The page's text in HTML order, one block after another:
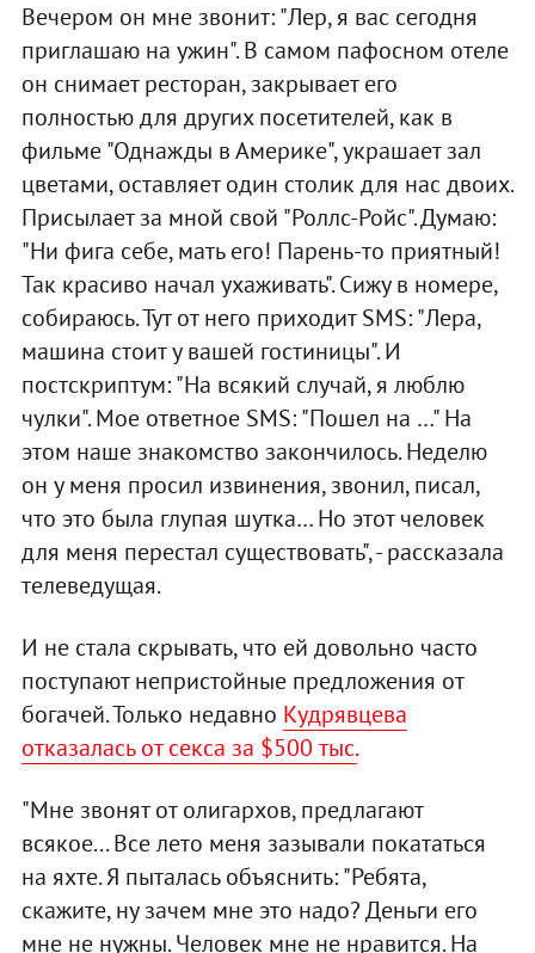
Вечером он мне звонит: "Лер, я вас сегодня
приглашаю на ужин". В самом пафосном отеле
он снимает ресторан, закрывает его
полностью для других посетителей, как в
фильме "Однажды в Америке", украшает зал
цветами, оставляет один столик для нас двоих.
Присылает за мной свой "Роллс-Ройс". Думаю:
"Ни фига себе, мать его! Парень-то приятный!
Так красиво начал ухаживать". Сижу в номере,
собираюсь. Тут от него приходит SMS: "Лера,
машина стоит у вашей гостиницы". И
постскриптум: "На всякий случай, я люблю
чулки". Мое ответное SMS: "Пошел на …" На
этом наше знакомство закончилось. Неделю
он у меня просил извинения, звонил, писал,
что это была глупая шутка… Но этот человек
для меня перестал существовать", - рассказала
телеведущая.
И не стала скрывать, что ей довольно часто
поступают непристойные предложения от
богачей. Только недавно Кудрявцева
отказалась от секса за $500 тыс.
"Мне звонят от олигархов, предлагают
всякое... Все лето меня зазывали покататься
на яхте. Я пыталась объяснить: "Ребята,
скажите, ну зачем мне это надо? Деньги его
мне не нужны. Человек мне не нравится. На